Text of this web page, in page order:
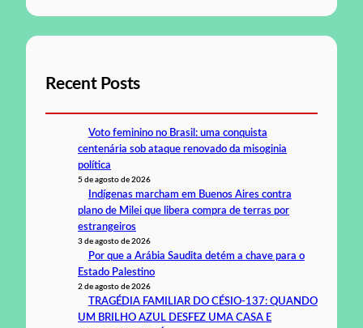
Recent Posts
Voto feminino no Brasil: uma conquista
centenária sob ataque renovado da misoginia
política
5 de agosto de 2026
Indígenas marcham em Buenos Aires contra
plano de Milei que libera compra de terras por
estrangeiros
3 de agosto de 2026
Por que a Arábia Saudita detém a chave para o
Estado Palestino
2 de agosto de 2026
TRAGÉDIA FAMILIAR DO CÉSIO-137: QUANDO
UM BRILHO AZUL DESFEZ UMA CASA E